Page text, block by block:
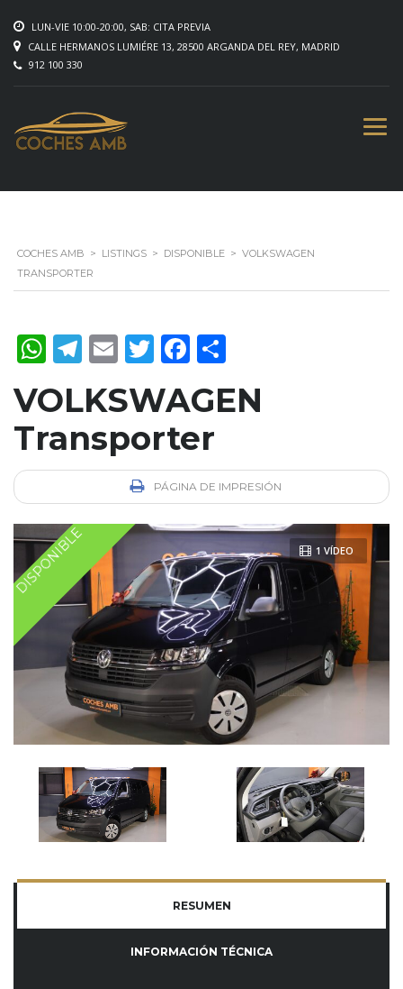
LUN-VIE 10:00-20:00, SAB: CITA PREVIA
CALLE HERMANOS LUMIÉRE 13, 28500 ARGANDA DEL REY, MADRID
912 100 330
COCHES AMB > LISTINGS > DISPONIBLE > VOLKSWAGEN
TRANSPORTER
WhatsApp
Telegram
EmailTwitterFacebook
VOLKSWAGEN
Transporter
PÁGINA DE IMPRESIÓN
1 VÍDEO
DISPONIBLE
RESUMEN
INFORMACIÓN TÉCNICA